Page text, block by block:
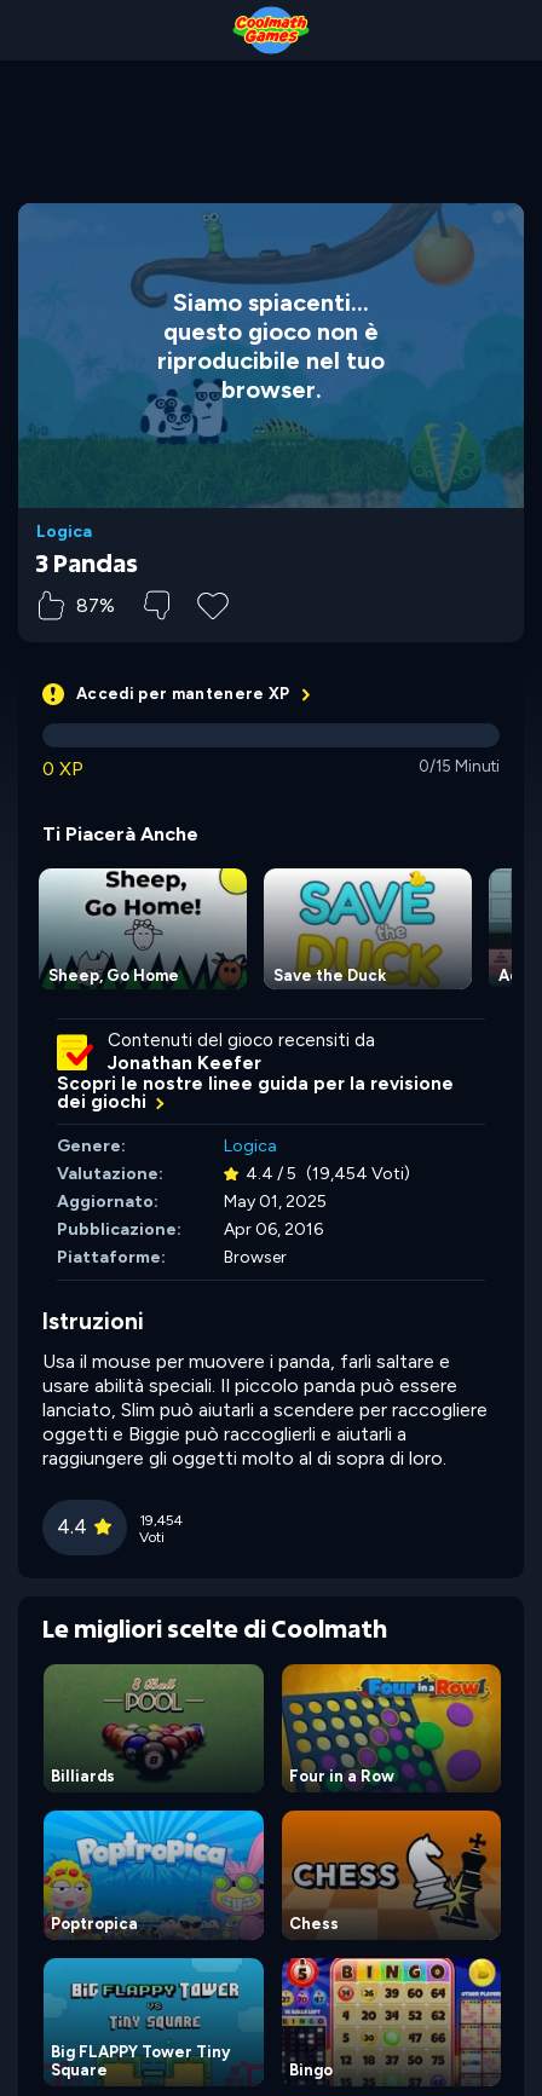
Siamo spiacenti...
questo gioco non è
riproducibile nel tuo
browser.
Logica
3 Pandas
87%
Accedi per mantenere XP
0 XP 0/15 Minuti
Ti Piacerà Anche
Sheep, Go Home Save the Duck
Contenuti del gioco recensiti da
Jonathan Keefer
Scopri le nostre linee guida per la revisione
dei giochi
Genere:
Logica
Valutazione:
4.4 / 5 (19,454 Voti)
Aggiornato:
May 01, 2025
Pubblicazione:
Apr 06, 2016
Piattaforme:
Browser
Istruzioni
Usa il mouse per muovere i panda, farli saltare e
usare abilità speciali. Il piccolo panda può essere
lanciato, Slim può aiutarli a scendere per raccogliere
oggetti e Biggie può raccoglierli e aiutarli a
raggiungere gli oggetti molto al di sopra di loro.
4.4
19,454
Voti
Le migliori scelte di Coolmath
Billiards Four in a Row
Poptropica Chess
Big FLAPPY Tower Tiny
Square
Bingo